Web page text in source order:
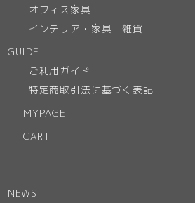
オフィス家具
インテリア・家具・雑貨
GUIDE
ご利用ガイド
特定商取引法に基づく表記
MYPAGE
CART
NEWS